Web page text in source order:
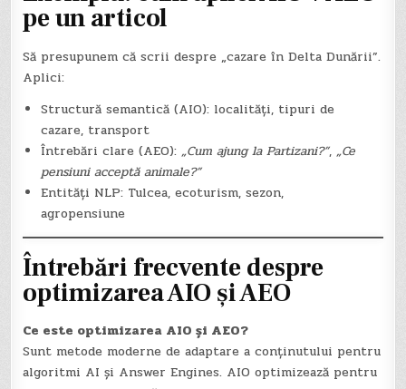
pe un articol
Să presupunem că scrii despre „cazare în Delta Dunării”.
Aplici:
Structură semantică (AIO): localități, tipuri de
cazare, transport
Întrebări clare (AEO):„Cum ajung la Partizani?”,„Ce
pensiuni acceptă animale?”
Entități NLP: Tulcea, ecoturism, sezon,
agropensiune
Întrebări frecvente despre
optimizarea AIO și AEO
Ce este optimizarea AIO și AEO?
Sunt metode moderne de adaptare a conținutului pentru
algoritmi AI și Answer Engines. AIO optimizează pentru